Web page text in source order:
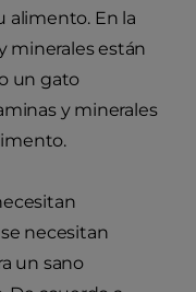
alimento. En la
minerales están
un gato
y minerales
necesitan
un sano